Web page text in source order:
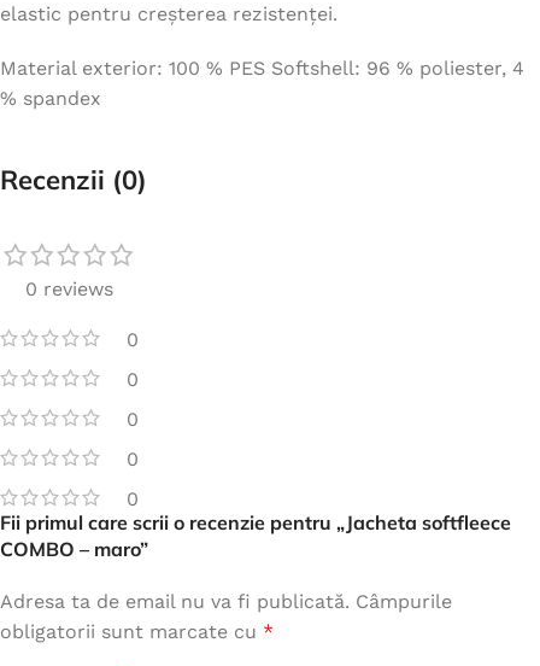
elastic pentru creșterea rezistenței.
Material exterior: 100 % PES Softshell: 96 % poliester, 4
% spandex
Recenzii (0)
0 reviews
0
0
0
0
0
Fii primul care scrii o recenzie pentru „Jacheta softfleece
COMBO – maro”
Adresa ta de email nu va fi publicată. Câmpurile
obligatorii sunt marcate cu *